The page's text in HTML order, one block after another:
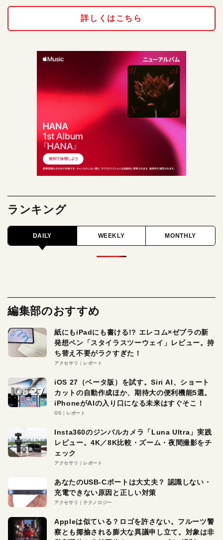
詳しくはこちら
ランキング
DAILY WEEKLY MONTHLY
編集部のおすすめ
紙にもiPadにも書ける!? エレコム×ゼブラの新
発想ペン「スタイラスツーウェイ」レビュー。持
ち替え不要がラクすぎた！
アクセサリ レポート
iOS 27（ベータ版）を試す。Siri AI、ショート
カットの自動作成ほか、期待大の便利機能5選。
iPhoneがAIの入り口になる未来はすぐそこ！
OS レポート
Insta360のジンバルカメラ「Luna Ultra」実践
レビュー。4K／8K比較・ズーム・夜間撮影をチ
ェック
アクセサリ レポート
あなたのUSB-Cポートは大丈夫？ 認識しない・
充電できない原因と正しい対策
アクセサリ テクノロジー
Appleは似ている？ロゴを許さない。フルーツ警
察とも揶揄される膨大な異議申し立て。対象は非